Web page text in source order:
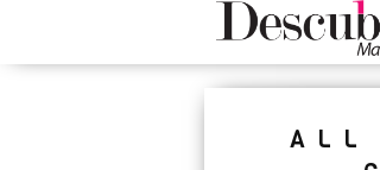
google-site-
ALL